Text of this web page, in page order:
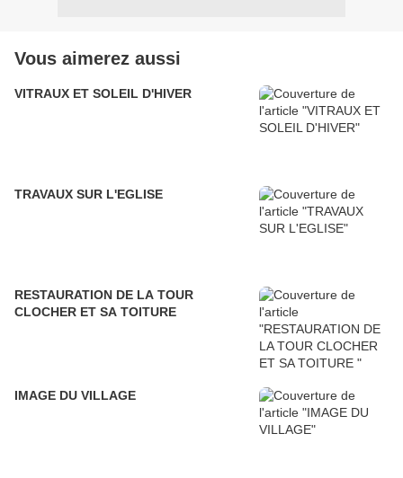
Vous aimerez aussi
VITRAUX ET SOLEIL D'HIVER
TRAVAUX SUR L'EGLISE
RESTAURATION DE LA TOUR
CLOCHER ET SA TOITURE
IMAGE DU VILLAGE